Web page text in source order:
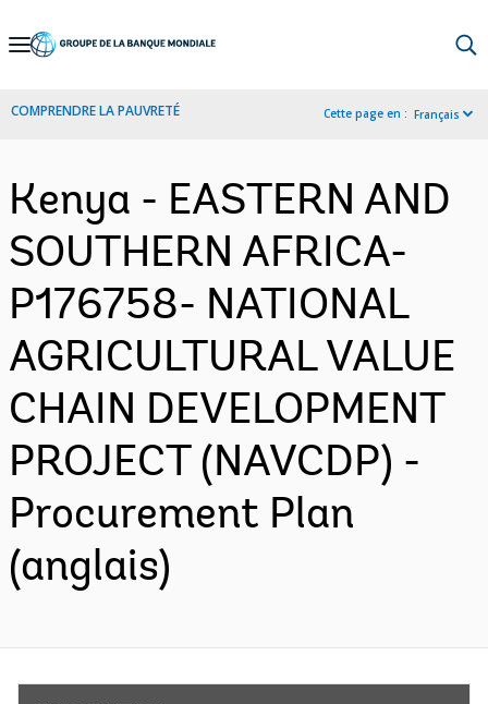
Skip
Navigation
COMPRENDRE LA PAUVRETÉ Cette page en : Français
Kenya - EASTERN AND
SOUTHERN AFRICA-
P176758- NATIONAL
AGRICULTURAL VALUE
CHAIN DEVELOPMENT
PROJECT (NAVCDP) -
Procurement Plan
(anglais)